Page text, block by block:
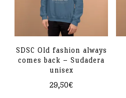
opciones
se
pueden
elegir
SDSC Old fashion always
comes back – Sudadera
unisex
29,50€